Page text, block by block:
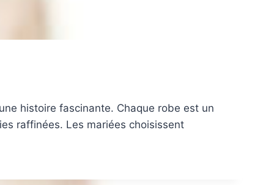
histoire fascinante. Chaque robe est un
raffinées. Les mariées choisissent